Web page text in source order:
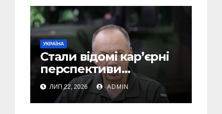
УКРАЇНА
Стали відомі кар’єрні
перспективи
Сирського після
звільнення з посади
Головкому ВСУ
ЛИП 22, 2026 ADMIN